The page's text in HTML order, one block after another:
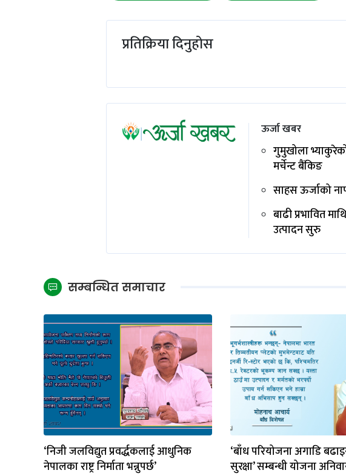
प्रतिक्रिया दिनुहोस
ऊर्जा खबर
गुमुखोला
मर्चेन्ट बैंकिङ
साहस ऊर्जाको
बाढी प्रभावित
उत्पादन सुरु
सम्बन्धित समाचार
‘निजी जलविद्युत प्रवर्द्धकलाई आधुनिक
नेपालका राष्ट्र निर्माता भन्नुपर्छ’
‘बाँध परियोजना अगाडि
सुरक्षा’ सम्बन्धी योजना